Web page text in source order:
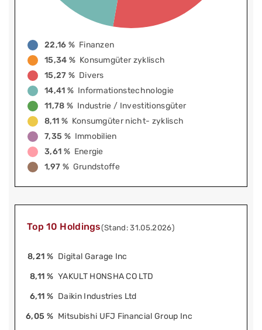
22,16 % Finanzen
15,34 % Konsumgüter zyklisch
15,27 % Divers
14,41 % Informationstechnologie
11,78 % Industrie / Investitionsgüter
8,11 % Konsumgüter nicht- zyklisch
7,35 % Immobilien
3,61 % Energie
1,97 % Grundstoffe
Top 10 Holdings(Stand: 31.05.2026)
8,21 % Digital Garage Inc
8,11 % YAKULT HONSHA CO LTD
6,11 % Daikin Industries Ltd
6,05 % Mitsubishi UFJ Financial Group Inc